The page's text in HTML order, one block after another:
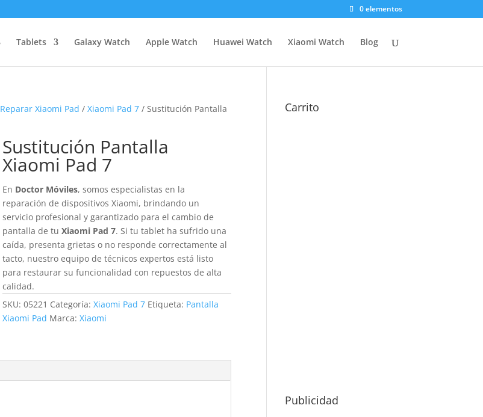
0 elementos
Tablets Galaxy Watch Apple Watch Huawei Watch Xiaomi Watch Blog
Reparar Xiaomi Pad /Xiaomi Pad 7 / Sustitución Pantalla
Sustitución Pantalla
Xiaomi Pad 7
En Doctor Móviles, somos especialistas en la
reparación de dispositivos Xiaomi, brindando un
servicio profesional y garantizado para el cambio de
pantalla de tuXiaomi Pad 7. Si tu tablet ha sufrido una
caída, presenta grietas o no responde correctamente al
tacto, nuestro equipo de técnicos expertos está listo
para restaurar su funcionalidad con repuestos de alta
calidad.
SKU:05221 Categoría:Xiaomi Pad 7 Etiqueta: Pantalla
Xiaomi Pad Marca:Xiaomi
Carrito
Publicidad